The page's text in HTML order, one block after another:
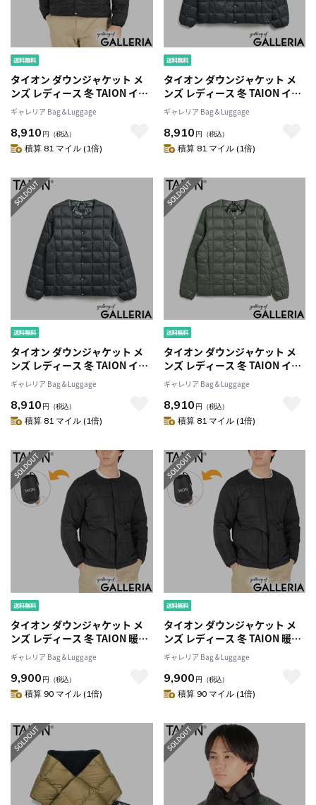
タイオン ダウンジャケット メ
ンズ レディース 冬 TAION イン
ナーダウン ダウン ブランド 暖
かい 軽量 軽い 収納袋付き アウ
ター 洗える BASIC LINE ベーシ
ック クルーネックボタン イン
ギャレリア Bag＆Luggage
8,910 円 （税込）
積算 81 マイル (1倍)
タイオン ダウンジャケット メ
ンズ レディース 冬 TAION イン
ナーダウン ダウン ブランド 暖
かい 軽量 軽い 収納袋付き アウ
ター 洗える BASIC LINE ベーシ
ック クルーネックボタン イン
ギャレリア Bag＆Luggage
8,910 円 （税込）
積算 81 マイル (1倍)
タイオン ダウンジャケット メ
ンズ レディース 冬 TAION イン
ナーダウン ダウン ブランド 暖
かい 軽量 軽い 収納袋付き アウ
ター 洗える BASIC LINE ベーシ
ック クルーネックボタン イン
ギャレリア Bag＆Luggage
8,910 円 （税込）
積算 81 マイル (1倍)
タイオン ダウンジャケット メ
ンズ レディース 冬 TAION イン
ナーダウン ダウン ブランド 暖
かい 軽量 軽い 収納袋付き アウ
ター 洗える BASIC LINE ベーシ
ック クルーネックボタン イン
ギャレリア Bag＆Luggage
8,910 円 （税込）
積算 81 マイル (1倍)
タイオン ダウンジャケット メ
ンズ レディース 冬 TAION 暖か
い 軽量 ブランド ダウン インナ
ーダウン ナイロン 保温 防寒 丈
夫 洗濯 洗える 軽い ボタン
WORK LINE ワーク クルーネッ
ギャレリア Bag＆Luggage
9,900 円 （税込）
積算 90 マイル (1倍)
タイオン ダウンジャケット メ
ンズ レディース 冬 TAION 暖か
い 軽量 ブランド ダウン インナ
ーダウン ナイロン 保温 防寒 丈
夫 洗濯 洗える 軽い ボタン
WORK LINE ワーク クルーネッ
ギャレリア Bag＆Luggage
9,900 円 （税込）
積算 90 マイル (1倍)